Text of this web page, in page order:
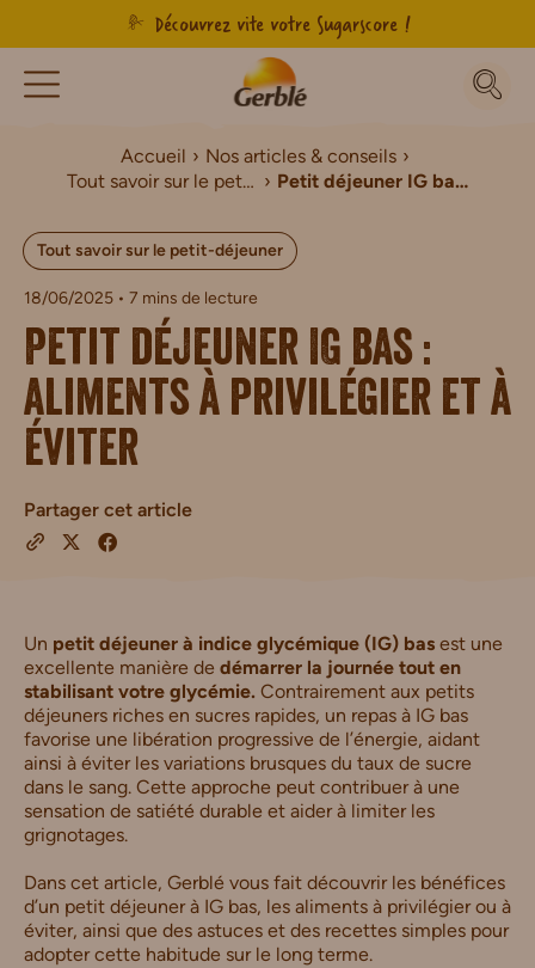
Découvrez vite votre Sugarscore !
Accueil
Nos articles & conseils
Tout savoir sur le petit-déjeuner
Petit déjeuner IG bas : aliments à privilégier et à éviter
Tout savoir sur le petit-déjeuner
18/06/2025 • 7 mins de lecture
Petit déjeuner IG bas :
aliments à privilégier et à
éviter
Partager cet article
Un petit déjeuner à indice glycémique (IG) bas est une
excellente manière de démarrer la journée tout en
stabilisant votre glycémie. Contrairement aux petits
déjeuners riches en sucres rapides, un repas à IG bas
favorise une libération progressive de l’énergie, aidant
ainsi à éviter les variations brusques du taux de sucre
dans le sang. Cette approche peut contribuer à une
sensation de satiété durable et aider à limiter les
grignotages.
Dans cet article, Gerblé vous fait découvrir les bénéfices
d’un petit déjeuner à IG bas, les aliments à privilégier ou à
éviter, ainsi que des astuces et des recettes simples pour
adopter cette habitude sur le long terme.